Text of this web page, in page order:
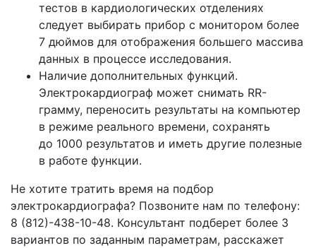
тестов в кардиологических отделениях
следует выбирать прибор с монитором более
7 дюймов для отображения большего массива
данных в процессе исследования.
Наличие дополнительных функций.
Электрокардиограф может снимать RR-
грамму, переносить результаты на компьютер
в режиме реального времени, сохранять
до 1000 результатов и иметь другие полезные
в работе функции.
Не хотите тратить время на подбор
электрокардиографа? Позвоните нам по телефону:
8 (812)-438-10-48. Консультант подберет более 3
вариантов по заданным параметрам, расскажет